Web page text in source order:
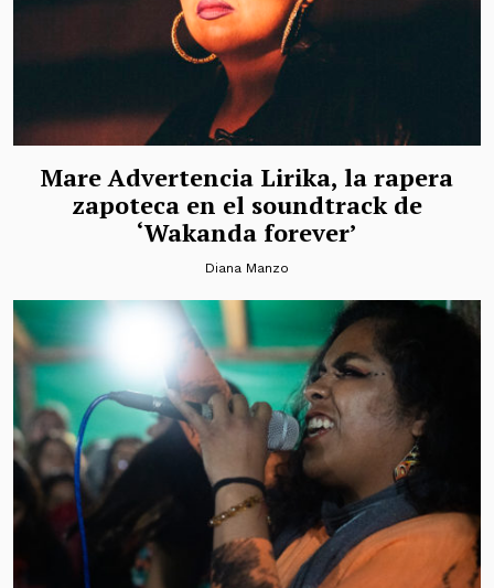
Mare Advertencia Lirika, la rapera
zapoteca en el soundtrack de
‘Wakanda forever’
Diana Manzo